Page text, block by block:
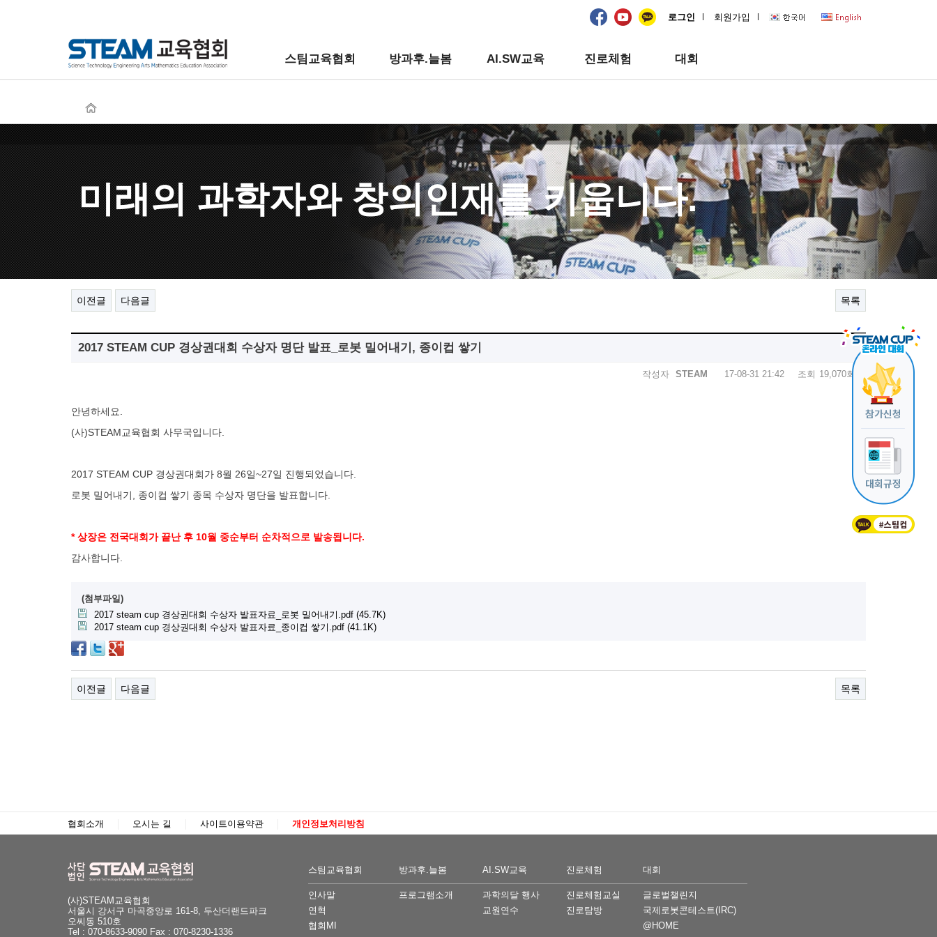
회원가입 l
로그인 l
스팀교육협회 방과후.늘봄 AI.SW교육 진로체험 대회
미래의 과학자와 창의인재를 키웁니다.
이전글 다음글 목록
2017 STEAM CUP 경상권대회 수상자 명단 발표_로봇 밀어내기, 종이컵 쌓기
작성자 STEAM 17-08-31 21:42 조회 19,070회
안녕하세요.
(사)STEAM교육협회 사무국입니다.
2017 STEAM CUP 경상권대회가 8월 26일~27일 진행되었습니다.
로봇 밀어내기, 종이컵 쌓기 종목 수상자 명단을 발표합니다.
* 상장은 전국대회가 끝난 후 10월 중순부터 순차적으로 발송됩니다.
감사합니다.
(첨부파일)
2017 steam cup 경상권대회 수상자 발표자료_로봇 밀어내기.pdf (45.7K)
2017 steam cup 경상권대회 수상자 발표자료_종이컵 쌓기.pdf (41.1K)
이전글 다음글 목록
협회소개 오시는 길 사이트이용약관 개인정보처리방침
(사)STEAM교육협회
서울시 강서구 마곡중앙로 161-8, 두산더랜드파크
오씨동 510호
Tel : 070-8633-9090 Fax : 070-8230-1336
스팀교육협회
인사말
연혁
협회MI
방과후.늘봄
프로그램소개
AI.SW교육
과학의달 행사
교원연수
진로체험
진로체험교실
진로탐방
대회
글로벌챌린지
국제로봇콘테스트(IRC)
@HOME